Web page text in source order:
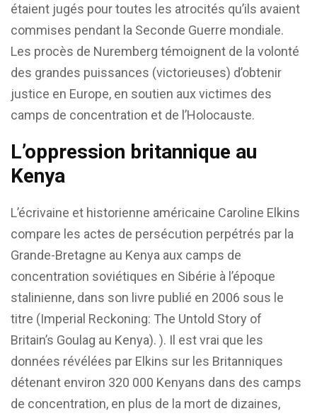
étaient jugés pour toutes les atrocités qu’ils avaient
commises pendant la Seconde Guerre mondiale.
Les procès de Nuremberg témoignent de la volonté
des grandes puissances (victorieuses) d’obtenir
justice en Europe, en soutien aux victimes des
camps de concentration et de l’Holocauste.
L’oppression britannique au
Kenya
L’écrivaine et historienne américaine Caroline Elkins
compare les actes de persécution perpétrés par la
Grande-Bretagne au Kenya aux camps de
concentration soviétiques en Sibérie à l’époque
stalinienne, dans son livre publié en 2006 sous le
titre (Imperial Reckoning: The Untold Story of
Britain’s Goulag au Kenya). ). Il est vrai que les
données révélées par Elkins sur les Britanniques
détenant environ 320 000 Kenyans dans des camps
de concentration, en plus de la mort de dizaines,